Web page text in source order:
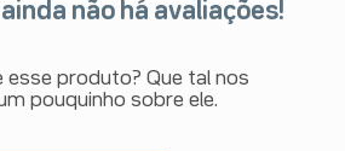
não há avaliações!
esse produto? Que tal nos
pouquinho sobre ele.